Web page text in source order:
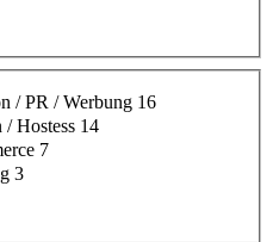
/ PR / Werbung 16
/ Hostess 14
7
3